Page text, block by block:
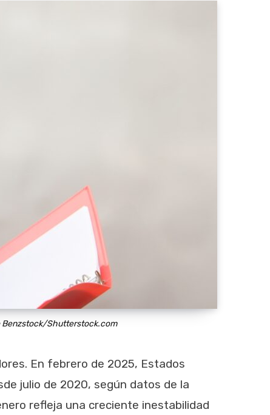
Benzstock/Shutterstock.com
En febrero de 2025, Estados
julio de 2020, según datos de la
refleja una creciente inestabilidad